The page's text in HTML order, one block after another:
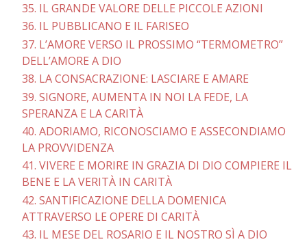
35. IL GRANDE VALORE DELLE PICCOLE AZIONI
36. IL PUBBLICANO E IL FARISEO
37. L’AMORE VERSO IL PROSSIMO “TERMOMETRO”
DELL’AMORE A DIO
38. LA CONSACRAZIONE: LASCIARE E AMARE
39. SIGNORE, AUMENTA IN NOI LA FEDE, LA
SPERANZA E LA CARITÀ
40. ADORIAMO, RICONOSCIAMO E ASSECONDIAMO
LA PROVVIDENZA
41. VIVERE E MORIRE IN GRAZIA DI DIO COMPIERE IL
BENE E LA VERITÀ IN CARITÀ
42. SANTIFICAZIONE DELLA DOMENICA
ATTRAVERSO LE OPERE DI CARITÀ
43. IL MESE DEL ROSARIO E IL NOSTRO SÌ A DIO